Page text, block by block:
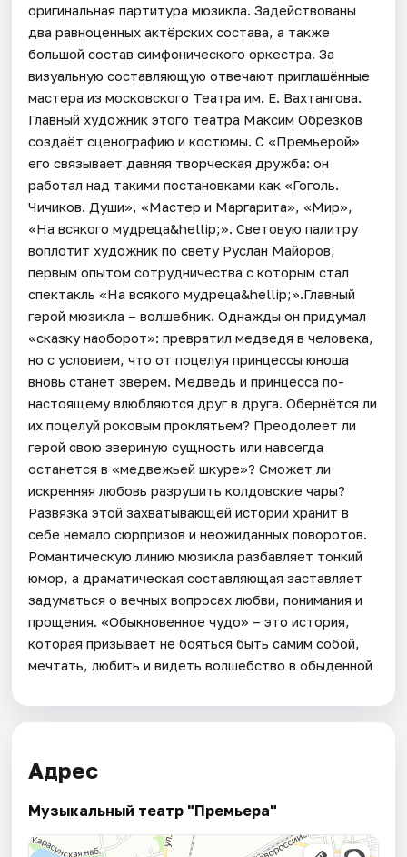
оригинальная партитура мюзикла. Задействованы
два равноценных актёрских состава, а также
большой состав симфонического оркестра. За
визуальную составляющую отвечают приглашённые
мастера из московского Театра им. Е. Вахтангова.
Главный художник этого театра Максим Обрезков
создаёт сценографию и костюмы. С «Премьерой»
его связывает давняя творческая дружба: он
работал над такими постановками как «Гоголь.
Чичиков. Души», «Мастер и Маргарита», «Мир»,
«На всякого мудреца&hellip;». Световую палитру
воплотит художник по свету Руслан Майоров,
первым опытом сотрудничества с которым стал
спектакль «На всякого мудреца&hellip;».Главный
герой мюзикла – волшебник. Однажды он придумал
«сказку наоборот»: превратил медведя в человека,
но с условием, что от поцелуя принцессы юноша
вновь станет зверем. Медведь и принцесса по-
настоящему влюбляются друг в друга. Обернётся ли
их поцелуй роковым проклятьем? Преодолеет ли
герой свою звериную сущность или навсегда
останется в «медвежьей шкуре»? Сможет ли
искренняя любовь разрушить колдовские чары?
Развязка этой захватывающей истории хранит в
себе немало сюрпризов и неожиданных поворотов.
Романтическую линию мюзикла разбавляет тонкий
юмор, а драматическая составляющая заставляет
задуматься о вечных вопросах любви, понимания и
прощения. «Обыкновенное чудо» – это история,
которая призывает не бояться быть самим собой,
мечтать, любить и видеть волшебство в обыденной
Адрес
Музыкальный театр "Премьера"